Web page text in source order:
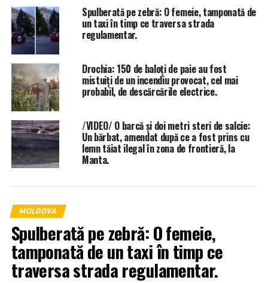
Spulberată pe zebră: O femeie, tamponată de
un taxi în timp ce traversa strada
regulamentar.
Drochia: 150 de baloți de paie au fost
mistuiți de un incendiu provocat, cel mai
probabil, de descărcările electrice.
/VIDEO/ O barcă și doi metri steri de salcie:
Un bărbat, amendat după ce a fost prins cu
lemn tăiat ilegal în zona de frontieră, la
Manta.
MOLDOVA
Spulberată pe zebră: O femeie,
tamponată de un taxi în timp ce
traversa strada regulamentar.